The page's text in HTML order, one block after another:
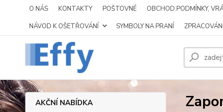
O NÁS KONTAKTY POŠTOVNÉ OBCHOD.PODMÍNKY,
NÁVOD K OŠETŘOVÁNÍ
SYMBOLY NA PRANÍ
AKČNÍ NABÍDKA